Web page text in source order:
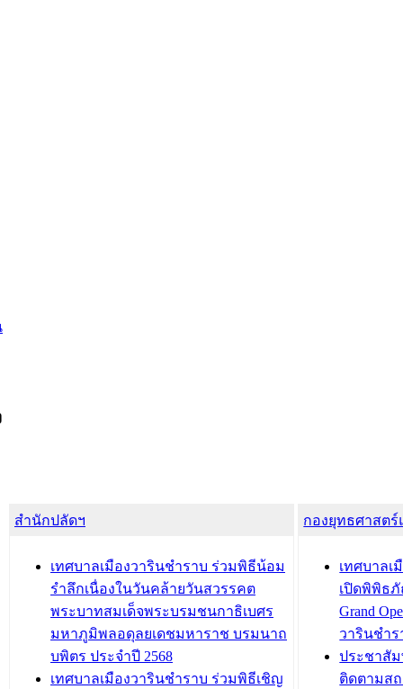
สำนักปลัดฯ
เทศบาลเมืองวารินชำราบ ร่วมพิธีน้อม
รำลึกเนื่องในวันคล้ายวันสวรรคต
พระบาทสมเด็จพระบรมชนกาธิเบศร
มหาภูมิพลอดุลยเดชมหาราช บรมนาถ
บพิตร ประจำปี 2568
เทศบาลเมืองวารินชำราบ ร่วมพิธีเชิญ
กองยุทธศาสต
เทศบาลเ
เปิดพิพิธภั
Grand
วารินชำร
ประชาสัม
ติดตามส